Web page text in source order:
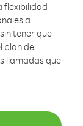
flexibilidad
a
tener que
plan de
llamadas que